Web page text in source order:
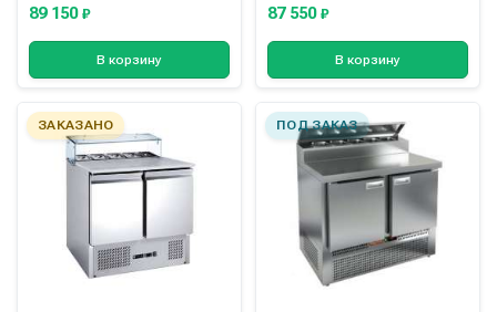
89 150 ₽
В корзину
87 550 ₽
В корзину
ЗАКАЗАНО ПОД ЗАКАЗ